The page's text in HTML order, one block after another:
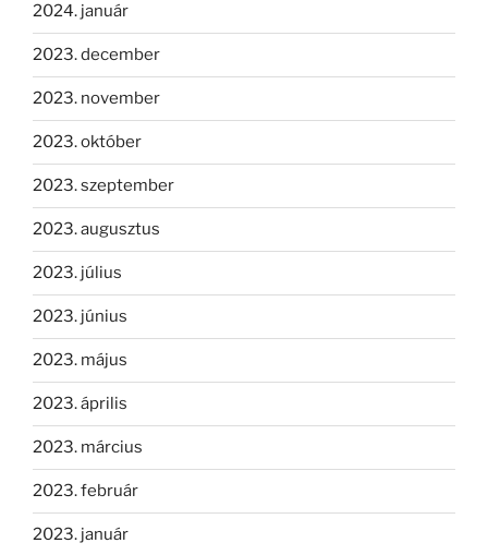
2024. január
2023. december
2023. november
2023. október
2023. szeptember
2023. augusztus
2023. július
2023. június
2023. május
2023. április
2023. március
2023. február
2023. január